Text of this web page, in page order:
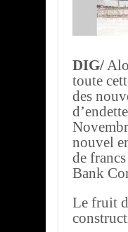
DIG/
toute
des
nouvel
de
Bank
Le fruit